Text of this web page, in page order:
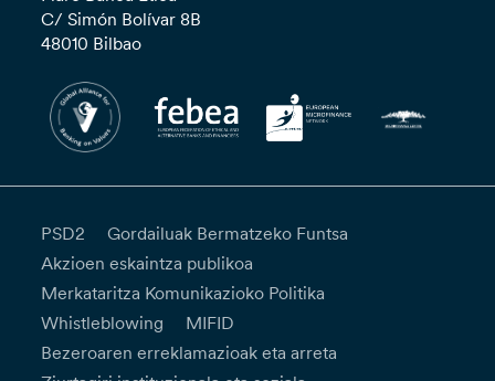
C/ Simón Bolívar 8B
48010 Bilbao
PSD2
Gordailuak Bermatzeko Funtsa
Akzioen eskaintza publikoa
Merkataritza Komunikazioko Politika
Whistleblowing
MIFID
Bezeroaren erreklamazioak eta arreta